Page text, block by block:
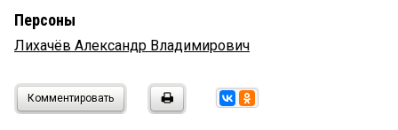
Персоны
Лихачёв Александр Владимирович
Комментировать